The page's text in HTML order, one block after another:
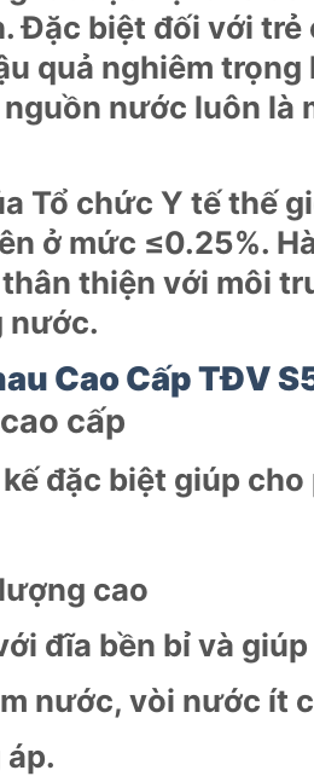
Đặc biệt đối với
quả nghiêm
nước luôn
Tổ chức Y tế thế
ở mức ≤0.25%.
thiện với môi
nước.
Cao Cấp TĐV
cấp
đặc biệt giúp
cao
đĩa bền bỉ và
nước, vòi nước ít